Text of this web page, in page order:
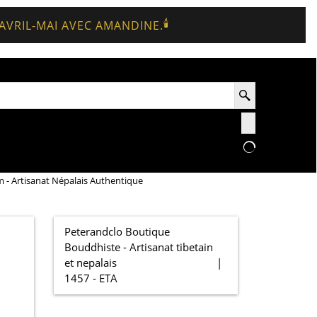
MAI AVEC AMANDINE.🕯️
- Artisanat Népalais Authentique
Peterandclo Boutique
Bouddhiste - Artisanat tibetain
et nepalais
1457 - ETA